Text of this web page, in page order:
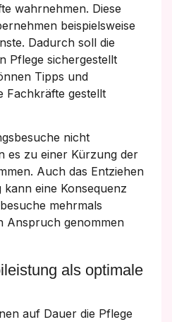
wahrnehmen. Diese
beispielsweise
Dadurch soll die
Pflege sichergestellt
Tipps und
Fachkräfte gestellt
nicht
es zu einer Kürzung der
Auch das Entziehen
eine Konsequenz
mehrmals
Anspruch genommen
als optimale
auf Dauer die Pflege